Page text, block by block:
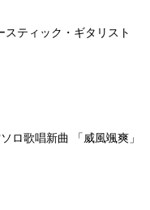
ティック・ギタリスト
ロ歌唱新曲 「威風颯爽」